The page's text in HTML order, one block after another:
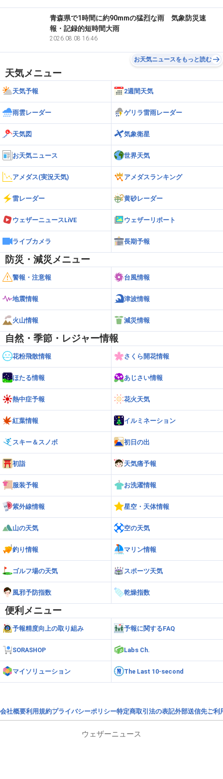
青森県で1時間に約90mmの猛烈な雨 気象防災速
報・記録的短時間大雨
2026.08.08 16:46
お天気ニュースをもっと読む
天気メニュー
天気予報 2週間天気
雨雲レーダー ゲリラ雷雨レーダー
天気図 気象衛星
お天気ニュース 世界天気
アメダス(実況天気) アメダスランキング
雷レーダー 黄砂レーダー
ウェザーニュースLiVE ウェザーリポート
ライブカメラ 長期予報
防災・減災メニュー
警報・注意報 台風情報
地震情報 津波情報
火山情報 減災情報
自然・季節・レジャー情報
花粉飛散情報 さくら開花情報
ほたる情報 あじさい情報
熱中症予報 花火天気
紅葉情報 イルミネーション
スキー＆スノボ 初日の出
初詣 天気痛予報
服装予報 お洗濯情報
紫外線情報 星空・天体情報
山の天気 空の天気
釣り情報 マリン情報
ゴルフ場の天気 スポーツ天気
風邪予防指数 乾燥指数
便利メニュー
予報精度向上の取り組み 予報に関するFAQ
SORASHOP Labs Ch.
マイソリューション The Last 10-second
会社概要利用規約プライバシーポリシー特定商取引法の表記外部送信先ご利
ウェザーニュース